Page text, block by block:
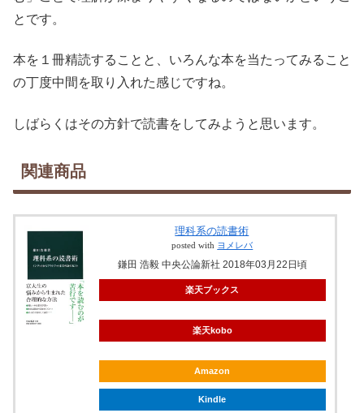
とです。
本を１冊精読することと、いろんな本を当たってみること
の丁度中間を取り入れた感じですね。
しばらくはその方針で読書をしてみようと思います。
関連商品
理科系の読書術
posted with ヨメレバ
鎌田 浩毅 中央公論新社 2018年03月22日頃
楽天ブックス
楽天kobo
Amazon
Kindle